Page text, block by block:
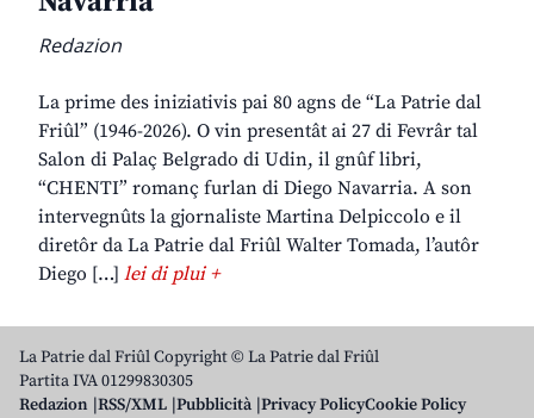
Redazion
La prime des iniziativis pai 80 agns de “La Patrie dal
Friûl” (1946-2026). O vin presentât ai 27 di Fevrâr tal
Salon di Palaç Belgrado di Udin, il gnûf libri,
“CHENTI” romanç furlan di Diego Navarria. A son
intervegnûts la gjornaliste Martina Delpiccolo e il
diretôr da La Patrie dal Friûl Walter Tomada, l’autôr
Diego […] lei di plui +
La Patrie dal Friûl Copyright © La Patrie dal Friûl
Partita IVA 01299830305
Redazion RSS/XML Pubblicità Privacy PolicyCookie Policy